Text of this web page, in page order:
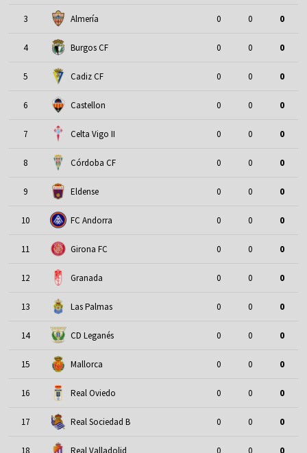
3 Almería 0 0 0
4 Burgos CF 0 0 0
5 Cadiz CF 0 0 0
6 Castellon 0 0 0
7 Celta Vigo II 0 0 0
8 Córdoba CF 0 0 0
9 Eldense 0 0 0
10 FC Andorra 0 0 0
11 Girona FC 0 0 0
12 Granada 0 0 0
13 Las Palmas 0 0 0
14 CD Leganés 0 0 0
15 Mallorca 0 0 0
16 Real Oviedo 0 0 0
17 Real Sociedad B 0 0 0
18 Real Valladolid 0 0 0